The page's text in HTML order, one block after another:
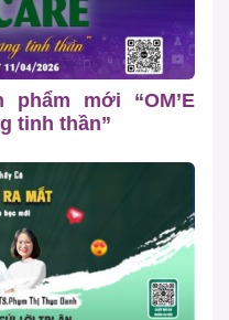
mới “OM’E
tinh thần”